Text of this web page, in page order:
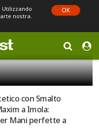
nostra.
OK
con Smalto
a Imola:
Mani perfette a